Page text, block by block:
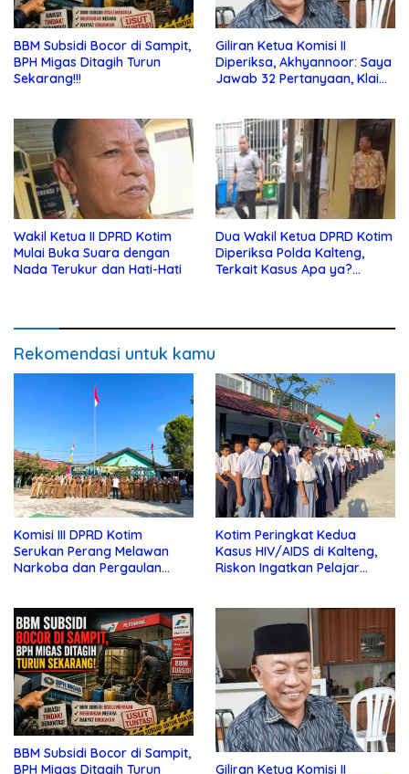
BBM Subsidi Bocor di Sampit,
BPH Migas Ditagih Turun
Sekarang!!!
Giliran Ketua Komisi II
Diperiksa, Akhyannoor: Saya
Jawab 32 Pertanyaan, Klaim
Wakil Ketua II DPRD Kotim
Mulai Buka Suara dengan
Nada Terukur dan Hati-Hati
Dua Wakil Ketua DPRD Kotim
Diperiksa Polda Kalteng,
Terkait Kasus Apa ya?…
Rekomendasi untuk kamu
Komisi III DPRD Kotim
Serukan Perang Melawan
Narkoba dan Pergaulan
Kotim Peringkat Kedua
Kasus HIV/AIDS di Kalteng,
Riskon Ingatkan Pelajar
BBM Subsidi Bocor di Sampit,
BPH Migas Ditagih Turun
Giliran Ketua Komisi II